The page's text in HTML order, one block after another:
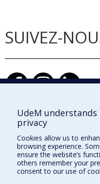
SUIVEZ-
École
École de design
École d'urbanisme et
UdeM
privacy
Cookies allow us to
browsing experience.
ensure the website’s
others remember your
consent to our use of